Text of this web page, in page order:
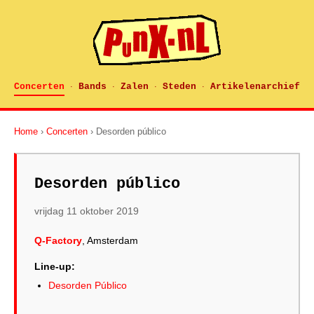
Concerten · Bands · Zalen · Steden · Artikelenarchief
Home › Concerten › Desorden público
Desorden público
vrijdag 11 oktober 2019
Q-Factory , Amsterdam
Line-up:
Desorden Público